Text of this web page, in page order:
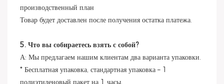
производственный план
Товар будет доставлен после получения остатка платежа.
5. Что вы собираетесь взять с собой?
А: Мы предлагаем нашим клиентам два варианта упаковки.
* Бесплатная упаковка, стандартная упаковка – 1
полиэтиленовый пакет на 1 часы.